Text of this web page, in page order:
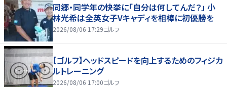
同郷・同学年の快挙に「自分は何してんだ？」 小
林光希は全英女子Vキャディを相棒に初優勝を
2026/08/06 17:29ゴルフ
【ゴルフ】ヘッドスピードを向上するためのフィジカ
ルトレーニング
2026/08/06 17:00ゴルフ